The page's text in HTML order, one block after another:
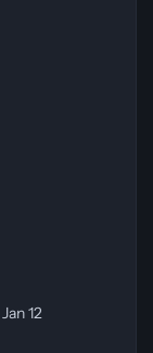
Jan 12